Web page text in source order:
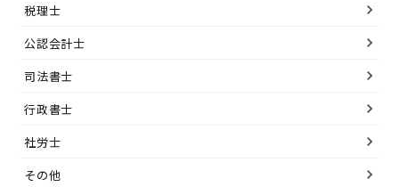
税理士
公認会計士
司法書士
行政書士
社労士
その他